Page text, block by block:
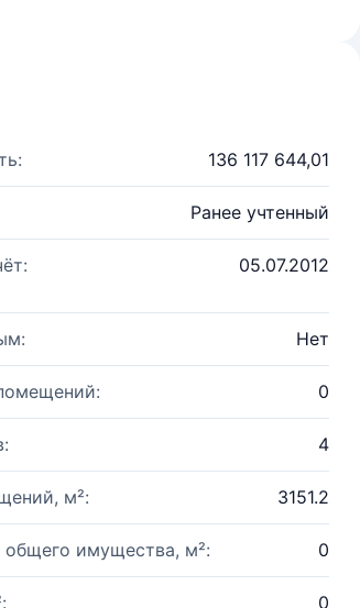
136 117 644,01
Ранее учтенный
05.07.2012
Нет
0
4
м²: 3151.2
имущества, м²: 0
0